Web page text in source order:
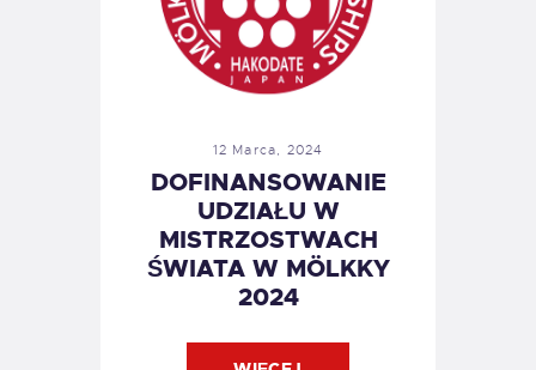
12 Marca, 2024
DOFINANSOWANIE
UDZIAŁU W
MISTRZOSTWACH
ŚWIATA W MÖLKKY
2024